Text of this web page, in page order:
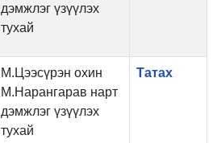
дэмжлэг үзүүлэх
тухай
М.Цээсүрэн охин
М.Нарангарав нарт
дэмжлэг үзүүлэх
тухай
Татах